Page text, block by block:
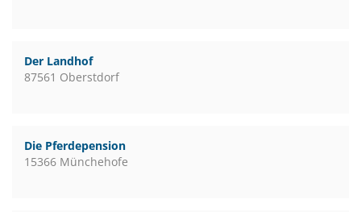
Der Landhof
87561 Oberstdorf
Die Pferdepension
15366 Münchehofe